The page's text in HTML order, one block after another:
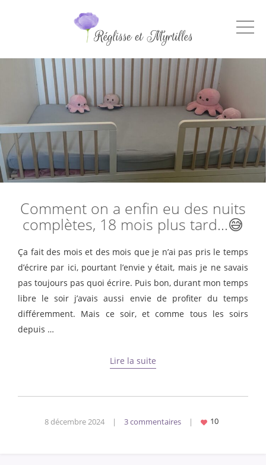
Comment on a enfin eu des nuits
complètes, 18 mois plus tard…😅
Ça fait des mois et des mois que je n’ai pas pris le temps
d’écrire par ici, pourtant l’envie y était, mais je ne savais
pas toujours pas quoi écrire. Puis bon, durant mon temps
libre le soir j’avais aussi envie de profiter du temps
différemment. Mais ce soir, et comme tous les soirs
depuis …
Lire la suite
8 décembre 2024 | 3 commentaires |